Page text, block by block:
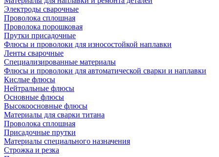
Электроды сварочные
Проволока сплошная
Проволока порошковая
Прутки присадочные
Флюсы и проволоки для износостойкой наплавки
Ленты сварочные
Специализированные материалы
Флюсы и проволоки для автоматической сварки и наплавки
Кислые флюсы
Нейтральные флюсы
Основные флюсы
Высокоосновные флюсы
Материалы для сварки титана
Проволока сплошная
Присадочные прутки
Материалы специального назначения
Строжка и резка